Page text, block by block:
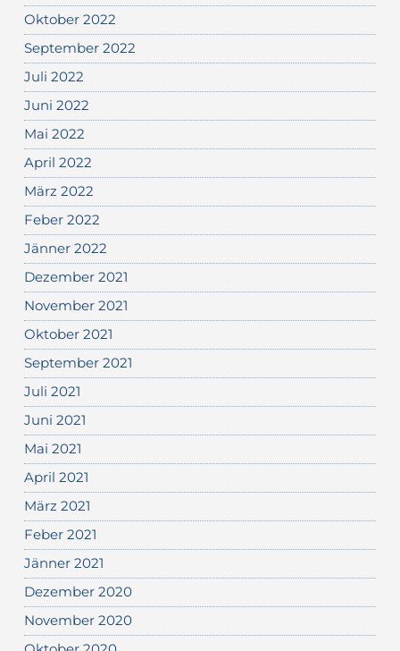
Oktober 2022
September 2022
Juli 2022
Juni 2022
Mai 2022
April 2022
März 2022
Feber 2022
Jänner 2022
Dezember 2021
November 2021
Oktober 2021
September 2021
Juli 2021
Juni 2021
Mai 2021
April 2021
März 2021
Feber 2021
Jänner 2021
Dezember 2020
November 2020